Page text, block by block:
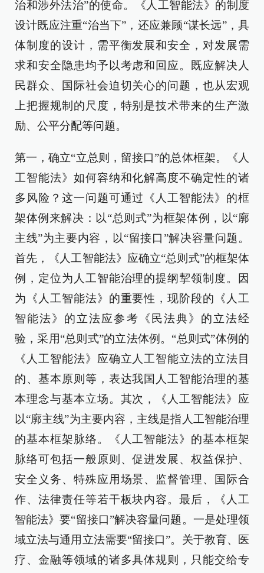
治和涉外法治”的使命。《人工智能法》的制度
设计既应注重“治当下”，还应兼顾“谋长远”，具
体制度的设计，需平衡发展和安全，对发展需
求和安全隐患均予以考虑和回应。既应解决人
民群众、国际社会迫切关心的问题，也从宏观
上把握规制的尺度，特别是技术带来的生产激
励、公平分配等问题。
第一，确立“立总则，留接口”的总体框架。《人
工智能法》如何容纳和化解高度不确定性的诸
多风险？这一问题可通过《人工智能法》的框
架体例来解决：以“总则式”为框架体例，以“廓
主线”为主要内容，以“留接口”解决容量问题。
首先，《人工智能法》应确立“总则式”的框架体
例，定位为人工智能治理的提纲挈领制度。因
为《人工智能法》的重要性，现阶段的《人工
智能法》的立法应参考《民法典》的立法经
验，采用“总则式”的立法体例。“总则式”体例的
《人工智能法》应确立人工智能立法的立法目
的、基本原则等，表达我国人工智能治理的基
本理念与基本立场。其次，《人工智能法》应
以“廓主线”为主要内容，主线是指人工智能治理
的基本框架脉络。《人工智能法》的基本框架
脉络可包括一般原则、促进发展、权益保护、
安全义务、特殊应用场景、监督管理、国际合
作、法律责任等若干板块内容。最后，《人工
智能法》要“留接口”解决容量问题。一是处理领
域立法与通用立法需要“留接口”。关于教育、医
疗、金融等领域的诸多具体规则，只能交给专